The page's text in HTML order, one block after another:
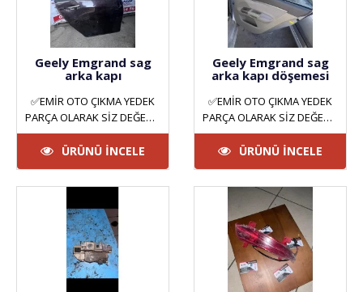
Geely Emgrand sag
arka kapı
✅EMİR OTO ÇIKMA YEDEK
PARÇA OLARAK SİZ DEĞERLİ
MÜŞTERİLERİMİZE HİZMET
VERMEKTEYİZ. ANKARA
YILDIZ SAN..
ÜRÜNÜ İNCELE
Geely Emgrand sag
arka kapı döşemesi
✅EMİR OTO ÇIKMA YEDEK
PARÇA OLARAK SİZ DEĞERLİ
MÜŞTERİLERİMİZE HİZMET
VERMEKTEYİZ. ANKARA
YILDIZ SAN..
ÜRÜNÜ İNCELE